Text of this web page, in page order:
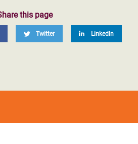
this page
Twitter LinkedIn